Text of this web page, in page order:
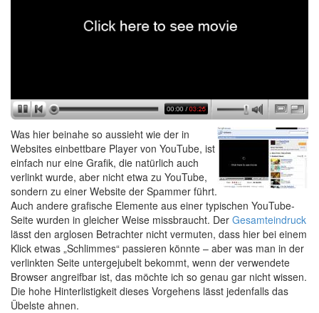
Was hier beinahe so aussieht wie der in
Websites einbettbare Player von YouTube, ist
einfach nur eine Grafik, die natürlich auch
verlinkt wurde, aber nicht etwa zu YouTube,
sondern zu einer Website der Spammer führt.
Auch andere grafische Elemente aus einer typischen YouTube-
Seite wurden in gleicher Weise missbraucht. Der Gesamteindruck
lässt den arglosen Betrachter nicht vermuten, dass hier bei einem
Klick etwas „Schlimmes“ passieren könnte – aber was man in der
verlinkten Seite untergejubelt bekommt, wenn der verwendete
Browser angreifbar ist, das möchte ich so genau gar nicht wissen.
Die hohe Hinterlistigkeit dieses Vorgehens lässt jedenfalls das
Übelste ahnen.